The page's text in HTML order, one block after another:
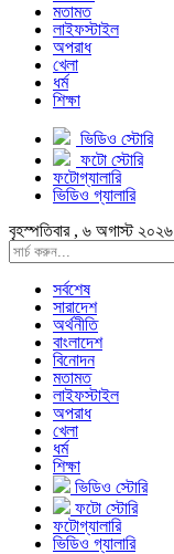
মতামত
লাইফস্টাইল
অপরাধ
খেলা
ধর্ম
শিক্ষা
ভিডিও স্টোরি
ফটো স্টোরি
ফটোগ্যালারি
ভিডিও গ্যালারি
বৃহস্পতিবার , ৬ অগাস্ট ২০২৬
সর্বশেষ
সারাদেশ
অর্থনীতি
বাংলাদেশ
বিনোদন
মতামত
লাইফস্টাইল
অপরাধ
খেলা
ধর্ম
শিক্ষা
ভিডিও স্টোরি
ফটো স্টোরি
ফটোগ্যালারি
ভিডিও গ্যালারি